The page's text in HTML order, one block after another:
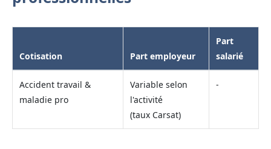
Cotisation Part employeur
Part
salarié
Accident travail &
maladie pro
Variable selon
l'activité
(taux Carsat)
-